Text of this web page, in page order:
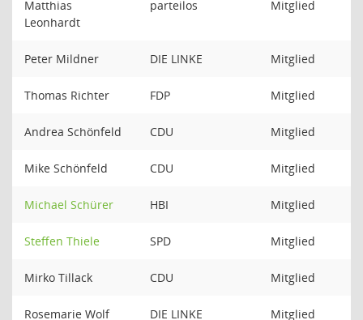
Matthias
Leonhardt
parteilos Mitglied
Peter Mildner DIE LINKE Mitglied
Thomas Richter FDP Mitglied
Andrea Schönfeld CDU Mitglied
Mike Schönfeld CDU Mitglied
Michael Schürer HBI Mitglied
Steffen Thiele SPD Mitglied
Mirko Tillack CDU Mitglied
Rosemarie Wolf DIE LINKE Mitglied